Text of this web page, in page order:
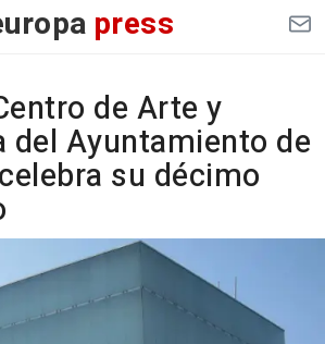
press
de Arte y
del Ayuntamiento de
su décimo